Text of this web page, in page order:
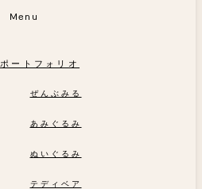
Menu
ポートフォリオ
ぜんぶみる
あみぐるみ
ぬいぐるみ
テディベア